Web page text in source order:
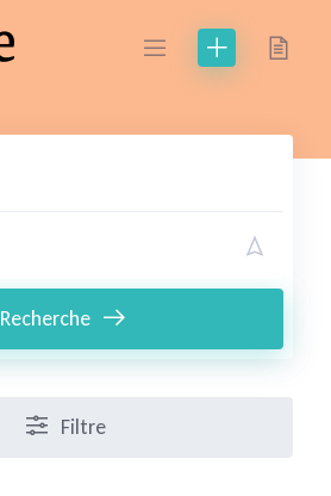
Recherche
Filtre